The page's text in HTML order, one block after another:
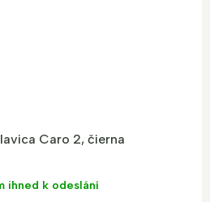
Caro 2, čierna
ihned k odeslání